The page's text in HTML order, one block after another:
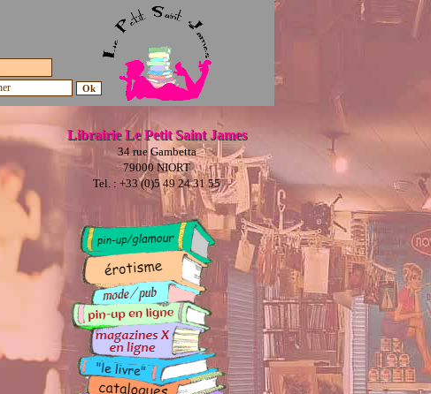
Librairie Le Petit Saint James
34 rue Gambetta
79000 NIORT
Tel. : +33 (0)5 49 24 31 55